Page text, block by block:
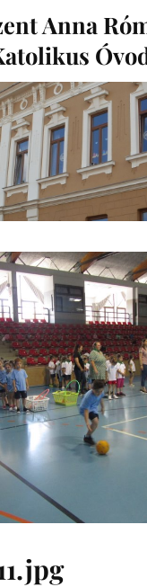
Anna